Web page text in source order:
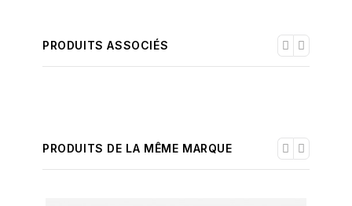
PRODUITS ASSOCIÉS
PRODUITS DE LA MÊME MARQUE